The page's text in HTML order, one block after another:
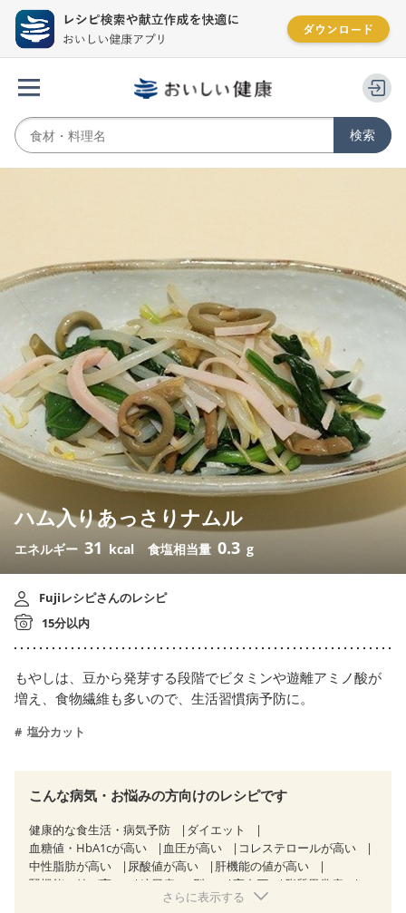
ハム入りあっさりナムル
エネルギー 31 kcal 食塩相当量 0.3 g
Fujiレシピさんのレシピ
15分以内
もやしは、豆から発芽する段階でビタミンや遊離アミノ酸が
増え、食物繊維も多いので、生活習慣病予防に。
塩分カット
こんな病気・お悩みの方向けのレシピです
健康的な食生活・病気予防
ダイエット
血糖値・HbA1cが高い
血圧が高い
コレステロールが高い
中性脂肪が高い
尿酸値が高い
肝機能の値が高い
腎機能の値が高い
糖尿病（2型） 高血圧
脂質異常症
狭心症 心筋梗塞
さらに表示する